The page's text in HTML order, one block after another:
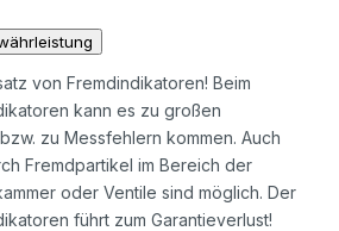
von Fremdindikatoren! Beim
kann es zu großen
zu Messfehlern kommen. Auch
Fremdpartikel im Bereich der
oder Ventile sind möglich. Der
führt zum Garantieverlust!